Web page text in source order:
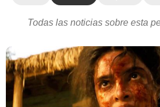
Todas las noticias sobre esta